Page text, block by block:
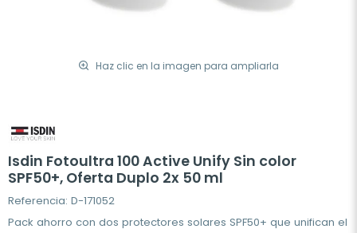
Haz clic en la imagen para ampliarla
Isdin Fotoultra 100 Active Unify Sin color
SPF50+, Oferta Duplo 2x 50 ml
Referencia: D-171052
Pack ahorro con dos protectores solares SPF50+ que unifican el